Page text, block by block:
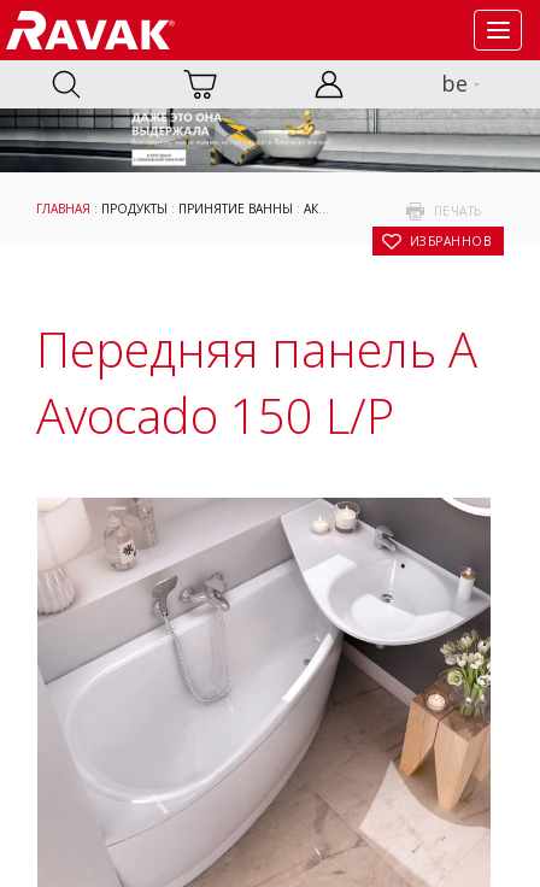
be
ПЕЧАТЬ
В ИЗБРАННОЕ
ГЛАВНАЯ : ПРОДУКТЫ : ПРИНЯТИЕ ВАННЫ : АКСЕССУАРЫ ОПОРНЫЕ
Передняя панель A
Avocado 150 L/P